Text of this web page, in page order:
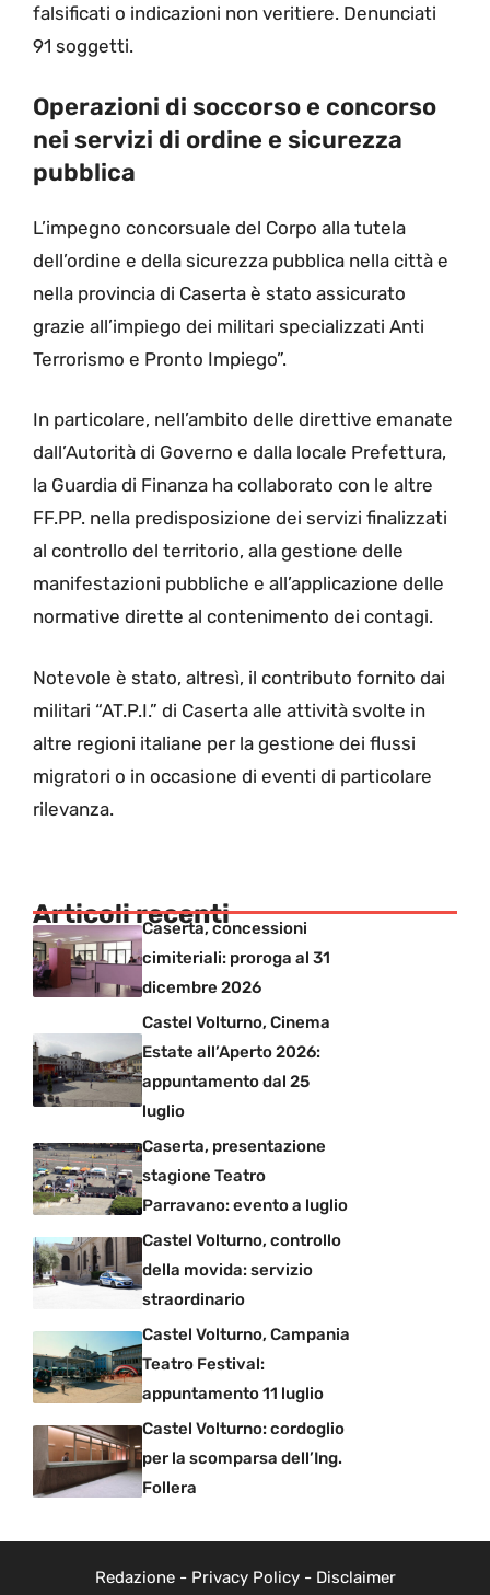
falsificati o indicazioni non veritiere. Denunciati
91 soggetti.
Operazioni di soccorso e concorso
nei servizi di ordine e sicurezza
pubblica
L’impegno concorsuale del Corpo alla tutela
dell’ordine e della sicurezza pubblica nella città e
nella provincia di Caserta è stato assicurato
grazie all’impiego dei militari specializzati Anti
Terrorismo e Pronto Impiego”.
In particolare, nell’ambito delle direttive emanate
dall’Autorità di Governo e dalla locale Prefettura,
la Guardia di Finanza ha collaborato con le altre
FF.PP. nella predisposizione dei servizi finalizzati
al controllo del territorio, alla gestione delle
manifestazioni pubbliche e all’applicazione delle
normative dirette al contenimento dei contagi.
Notevole è stato, altresì, il contributo fornito dai
militari “AT.P.I.” di Caserta alle attività svolte in
altre regioni italiane per la gestione dei flussi
migratori o in occasione di eventi di particolare
rilevanza.
Articoli recenti
Caserta, concessioni
cimiteriali: proroga al 31
dicembre 2026
Castel Volturno, Cinema
Estate all’Aperto 2026:
appuntamento dal 25
luglio
Caserta, presentazione
stagione Teatro
Parravano: evento a luglio
Castel Volturno, controllo
della movida: servizio
straordinario
Castel Volturno, Campania
Teatro Festival:
appuntamento 11 luglio
Castel Volturno: cordoglio
per la scomparsa dell’Ing.
Follera
Redazione- Privacy Policy- Disclaimer